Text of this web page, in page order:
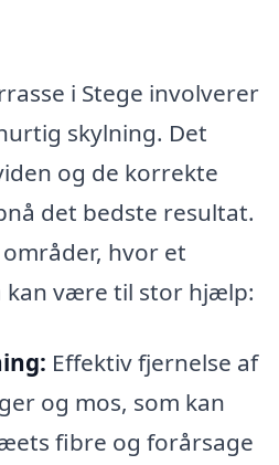
i Stege involverer
skylning. Det
og de korrekte
det bedste resultat.
hvor et
kan være til stor hjælp:
Effektiv fjernelse af
og mos, som kan
fibre og forårsage